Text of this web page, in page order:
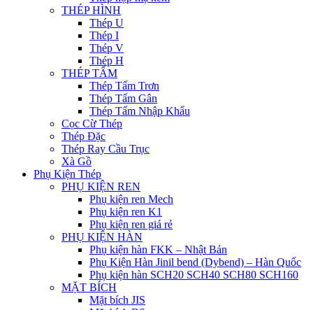
THÉP HÌNH
Thép U
Thép I
Thép V
Thép H
THÉP TẤM
Thép Tấm Trơn
Thép Tấm Gân
Thép Tấm Nhập Khẩu
Cọc Cừ Thép
Thép Đặc
Thép Ray Cầu Trục
Xà Gồ
Phụ Kiện Thép
PHỤ KIỆN REN
Phụ kiện ren Mech
Phụ kiện ren K1
Phụ kiện ren giá rẻ
PHỤ KIỆN HÀN
Phụ kiện hàn FKK – Nhật Bản
Phụ Kiện Hàn Jinil bend (Dybend) – Hàn Quốc
Phụ kiện hàn SCH20 SCH40 SCH80 SCH160
MẶT BÍCH
Mặt bích JIS